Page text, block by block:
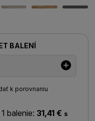
BALENÍ
k porovnaniu
balenie: 31,41 € s